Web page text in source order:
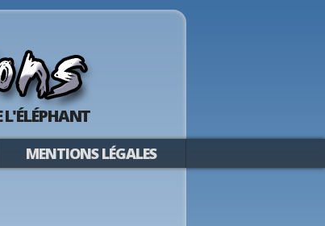
L'ÉLÉPHANT
MENTIONS LÉGALES